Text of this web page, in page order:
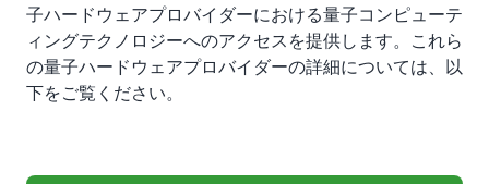
子ハードウェアプロバイダーにおける量子コンピューテ
ィングテクノロジーへのアクセスを提供します。これら
の量子ハードウェアプロバイダーの詳細については、以
下をご覧ください。